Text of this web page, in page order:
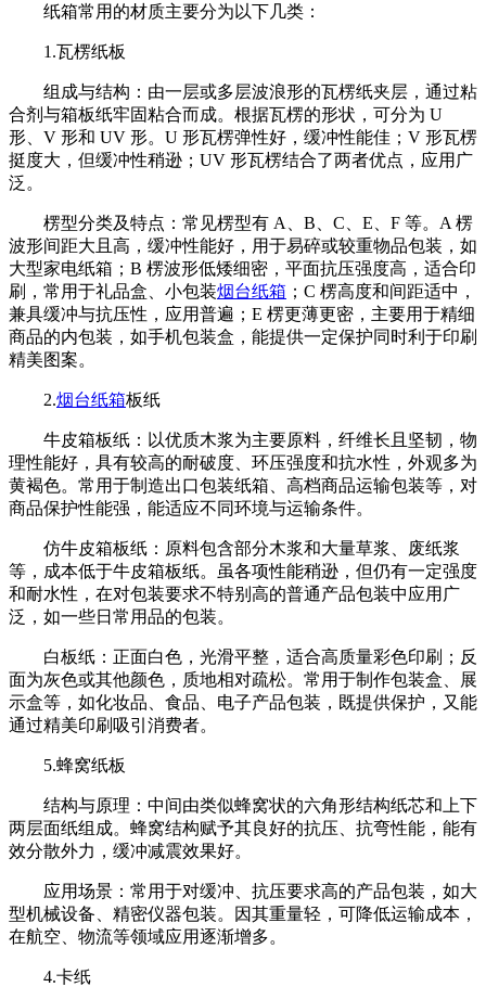
纸箱常用的材质主要分为以下几类：
1.瓦楞纸板
组成与结构：由一层或多层波浪形的瓦楞纸夹层，通过粘
合剂与箱板纸牢固粘合而成。根据瓦楞的形状，可分为 U
形、V 形和 UV 形。U 形瓦楞弹性好，缓冲性能佳；V 形瓦楞
挺度大，但缓冲性稍逊；UV 形瓦楞结合了两者优点，应用广
泛。
楞型分类及特点：常见楞型有 A、B、C、E、F 等。A 楞
波形间距大且高，缓冲性能好，用于易碎或较重物品包装，如
大型家电纸箱；B 楞波形低矮细密，平面抗压强度高，适合印
刷，常用于礼品盒、小包装烟台纸箱 ；C 楞高度和间距适中，
兼具缓冲与抗压性，应用普遍；E 楞更薄更密，主要用于精细
商品的内包装，如手机包装盒，能提供一定保护同时利于印刷
精美图案。
2.烟台纸箱板纸
牛皮箱板纸：以优质木浆为主要原料，纤维长且坚韧，物
理性能好，具有较高的耐破度、环压强度和抗水性，外观多为
黄褐色。常用于制造出口包装纸箱、高档商品运输包装等，对
商品保护性能强，能适应不同环境与运输条件。
仿牛皮箱板纸：原料包含部分木浆和大量草浆、废纸浆
等，成本低于牛皮箱板纸。虽各项性能稍逊，但仍有一定强度
和耐水性，在对包装要求不特别高的普通产品包装中应用广
泛，如一些日常用品的包装。
白板纸：正面白色，光滑平整，适合高质量彩色印刷；反
面为灰色或其他颜色，质地相对疏松。常用于制作包装盒、展
示盒等，如化妆品、食品、电子产品包装，既提供保护，又能
通过精美印刷吸引消费者。
5.蜂窝纸板
结构与原理：中间由类似蜂窝状的六角形结构纸芯和上下
两层面纸组成。蜂窝结构赋予其良好的抗压、抗弯性能，能有
效分散外力，缓冲减震效果好。
应用场景：常用于对缓冲、抗压要求高的产品包装，如大
型机械设备、精密仪器包装。因其重量轻，可降低运输成本，
在航空、物流等领域应用逐渐增多。
4.卡纸